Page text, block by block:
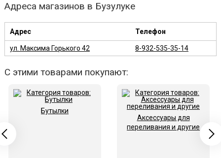
Адреса магазинов в Бузулуке
Адрес Телефон
ул. Максима Горького 42 8-932-535-35-14
С этими товарами покупают:
Бутылки
Аксессуары для
переливания и другие